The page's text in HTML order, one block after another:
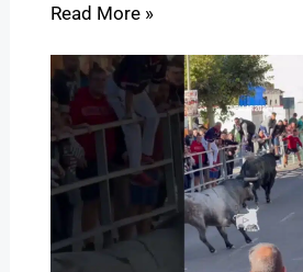
Read More »